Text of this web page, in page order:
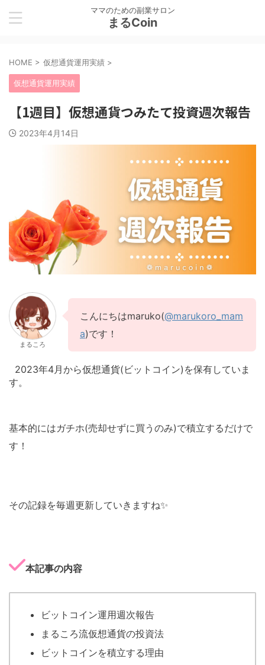
ママのための副業サロン
まるCoin
HOME > 仮想通貨運用実績 >
仮想通貨運用実績
【1週目】仮想通貨つみたて投資週次報告
2023年4月14日
まるころ
こんにちはmaruko(@marukoro_mam
a)です！
2023年4月から仮想通貨(ビットコイン)を保有していま
す。
基本的にはガチホ(売却せずに買うのみ)で積立するだけで
す！
その記録を毎週更新していきますね✨
本記事の内容
ビットコイン運用週次報告
まるころ流仮想通貨の投資法
ビットコインを積立する理由